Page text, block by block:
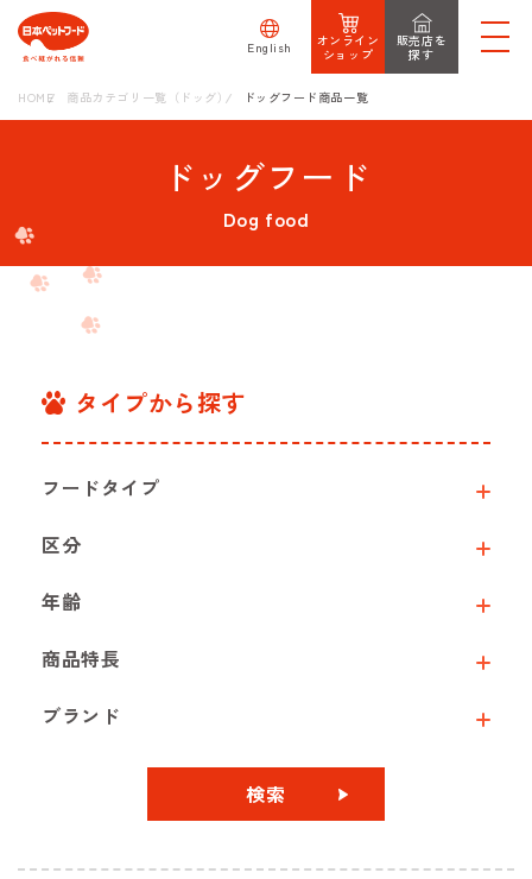
English
オンライン
ショップ
販売店を
探す
HOME 商品カテゴリ一覧（ドッグ） ドッグフード商品一覧
ドッグフード
Dog food
タイプから探す
フードタイプ
区分
年齢
商品特長
ブランド
検索